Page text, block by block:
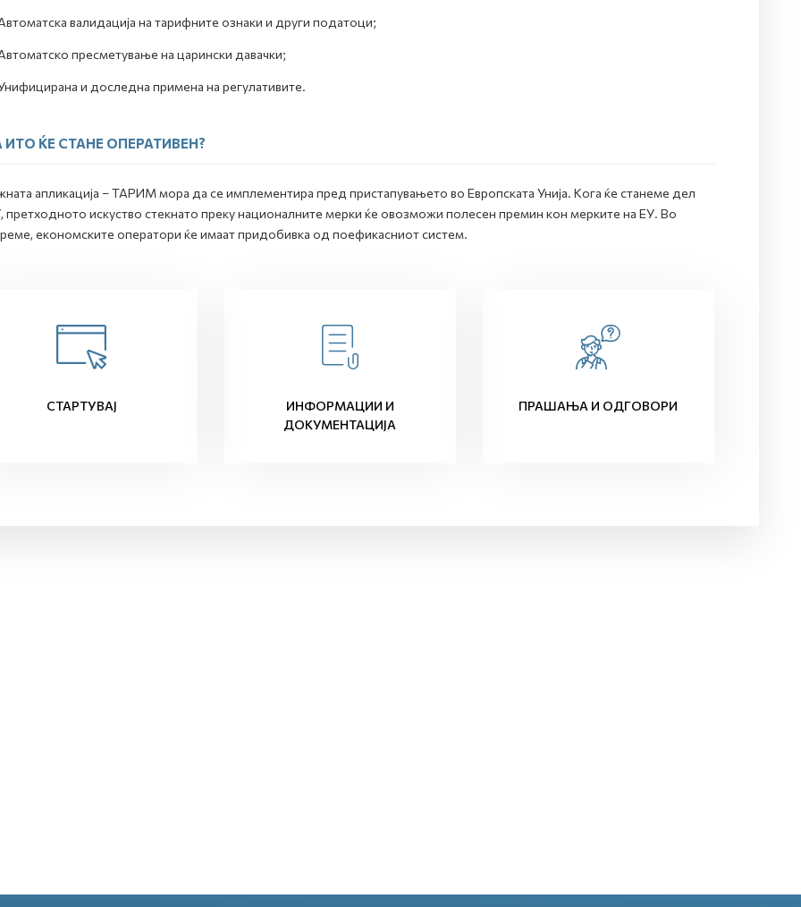
валидација на тарифните ознаки и други податоци;
пресметување на царински давачки;
и доследна примена на регулативите.
ИТО ЌЕ СТАНЕ ОПЕРАТИВЕН?
апликација – ТАРИМ мора да се имплементира пред пристапувањето во Европската Унија. Кога ќе станеме дел
претходното искуство стекнато преку националните мерки ќе овозможи полесен премин кон мерките на ЕУ. Во
економските оператори ќе имаат придобивка од поефикасниот систем.
СТАРТУВАЈ
ИНФОРМАЦИИ И
ДОКУМЕНТАЦИЈА
ПРАШАЊА И ОДГОВОРИ